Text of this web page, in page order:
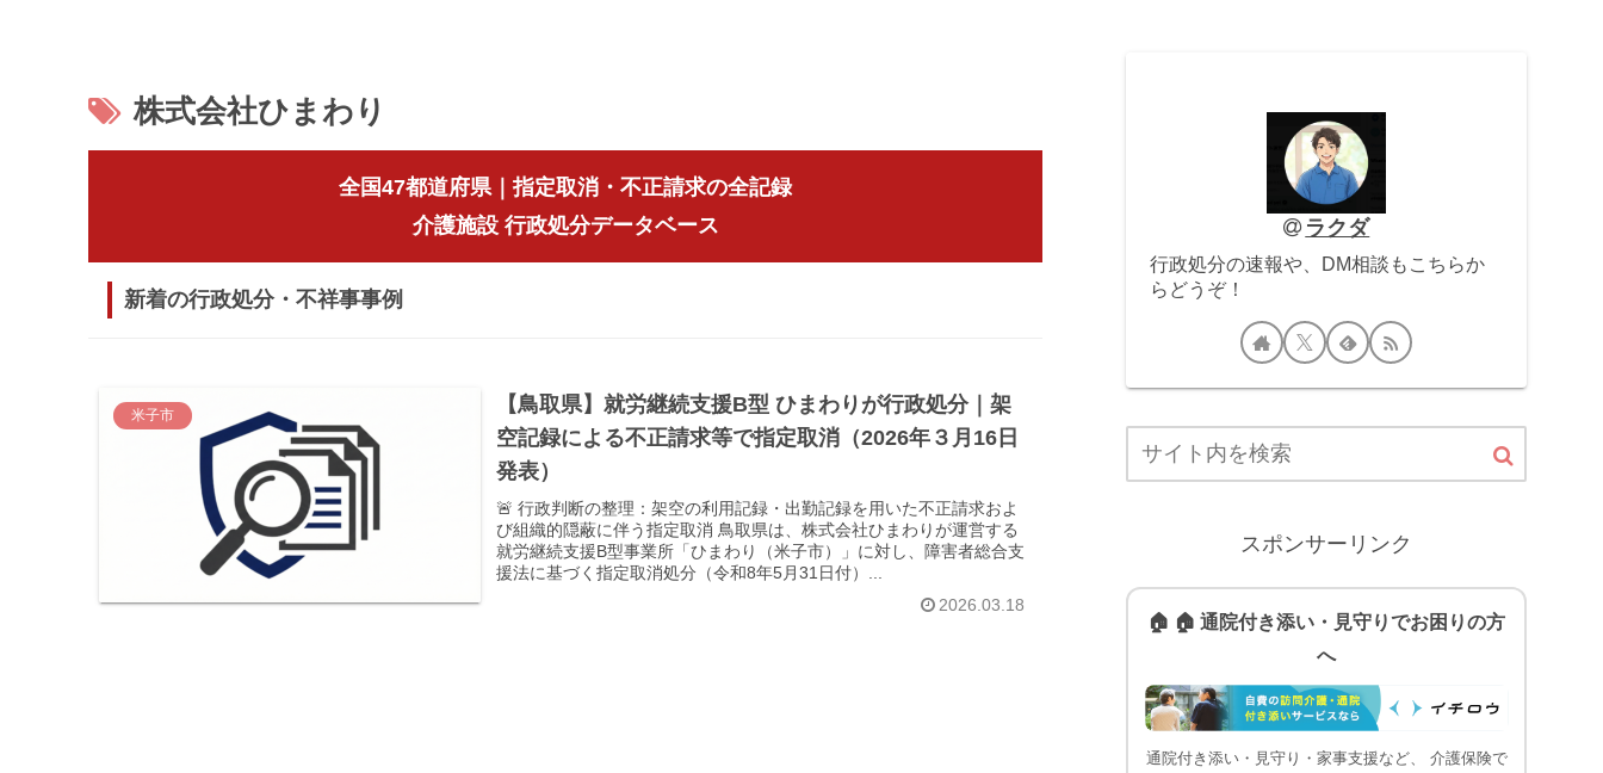
株式会社ひまわり
全国47都道府県｜指定取消・不正請求の全記録
介護施設 行政処分データベース
新着の行政処分・不祥事事例
米子市
【鳥取県】就労継続支援B型 ひまわりが行政処分｜架
空記録による不正請求等で指定取消（2026年３月16日
発表）
🚨 行政判断の整理：架空の利用記録・出勤記録を用いた不正請求およ
び組織的隠蔽に伴う指定取消 鳥取県は、株式会社ひまわりが運営する
就労継続支援B型事業所「ひまわり（米子市）」に対し、障害者総合支
援法に基づく指定取消処分（令和8年5月31日付）...
2026.03.18
ラクダ
行政処分の速報や、DM相談もこちらか
らどうぞ！
スポンサーリンク
🏠 🏠 通院付き添い・見守りでお困りの方
へ
通院付き添い・見守り・家事支援など、 介護保険で